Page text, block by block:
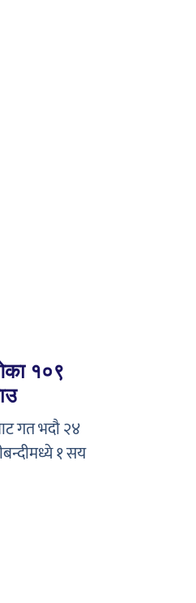
१०९
गत भदौ २४
१ सय